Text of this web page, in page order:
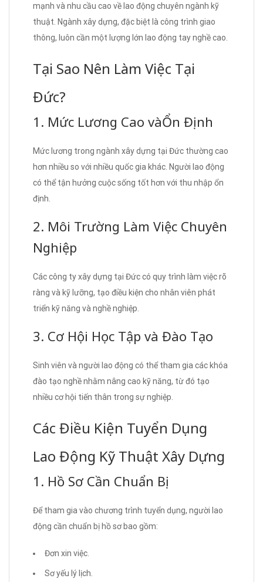
mạnh và nhu cầu cao về lao động chuyên ngành kỹ
thuật. Ngành xây dựng, đặc biệt là công trình giao
thông, luôn cần một lượng lớn lao động tay nghề cao.
Tại Sao Nên Làm Việc Tại
Đức?
1. Mức Lương Cao vàỔn Định
Mức lương trong ngành xây dựng tại Đức thường cao
hơn nhiều so với nhiều quốc gia khác. Người lao động
có thể tận hưởng cuộc sống tốt hơn với thu nhập ổn
định.
2. Môi Trường Làm Việc Chuyên
Nghiệp
Các công ty xây dựng tại Đức có quy trình làm việc rõ
ràng và kỹ lưỡng, tạo điều kiện cho nhân viên phát
triển kỹ năng và nghề nghiệp.
3. Cơ Hội Học Tập và Đào Tạo
Sinh viên và người lao động có thể tham gia các khóa
đào tạo nghề nhằm nâng cao kỹ năng, từ đó tạo
nhiều cơ hội tiến thân trong sự nghiệp.
Các Điều Kiện Tuyển Dụng
Lao Động Kỹ Thuật Xây Dựng
1. Hồ Sơ Cần Chuẩn Bị
Để tham gia vào chương trình tuyển dụng, người lao
động cần chuẩn bị hồ sơ bao gồm:
Đơn xin việc.
Sơ yếu lý lịch.